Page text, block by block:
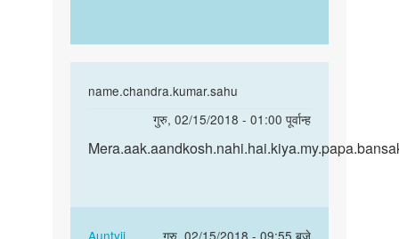
name.chandra.kumar.sahu
गुरु, 02/15/2018 - 01:00 पूर्वान्ह
मेरा
Auntyji
गुरु, 02/15/2018 - 09:55 बजे
In